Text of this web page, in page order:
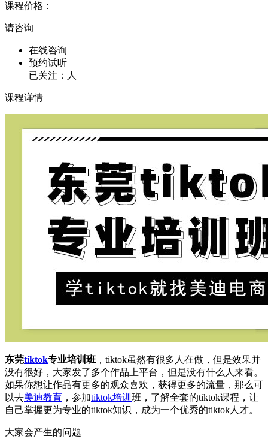
课程价格：
请咨询
在线咨询
预约试听
已关注： 人
课程详情
东莞tiktok专业培训班 ，tiktok虽然有很多人在做，但是效果并
没有很好，大家发了多个作品上平台，但是没有什么人来看。
如果你想让作品有更多的观众喜欢，获得更多的流量，那么可
以去美迪教育 ，参加tiktok培训 班，了解全套的tiktok课程，让
自己掌握更为专业的tiktok知识，成为一个优秀的tiktok人才。
大家会产生的问题